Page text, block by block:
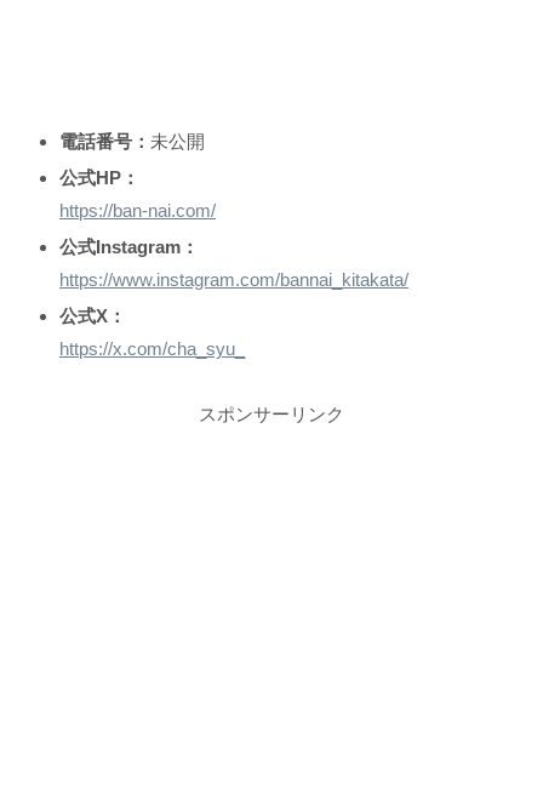
電話番号： 未公開
公式HP：
https://ban-nai.com/
公式Instagram：
https://www.instagram.com/bannai_kitakata/
公式X：
https://x.com/cha_syu_
スポンサーリンク